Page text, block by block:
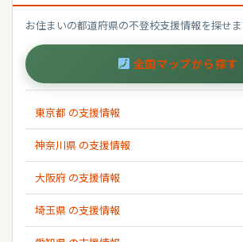
お住まいの都道府県の不登校支援情報を探せ
全国マップから探す
東京都 の支援情報
神奈川県 の支援情報
大阪府 の支援情報
埼玉県 の支援情報